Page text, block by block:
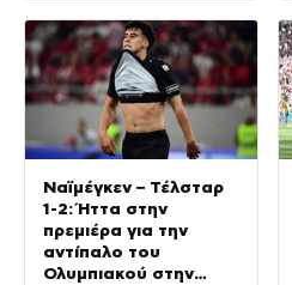
Ναϊμέγκεν – Τέλσταρ
1-2: Ήττα στην
πρεμιέρα για την
αντίπαλο του
Ολυμπιακού στην